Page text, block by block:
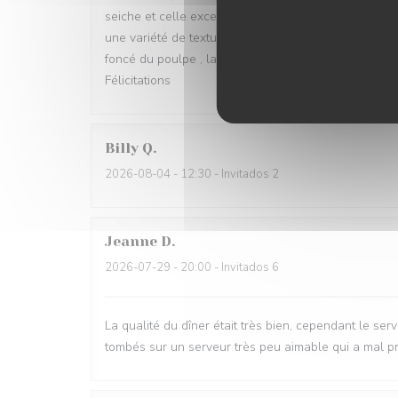
seiche et celle excellente aussi du poulpe en plat
une variété de textures.. Le magnifique vert près
foncé du poulpe , la présentation délicate de la
Félicitations
Billy Q
2026-08-04 - 12:30 - Invitados 2
Jeanne D
2026-07-29 - 20:00 - Invitados 6
La qualité du dîner était très bien, cependant le
tombés sur un serveur très peu aimable qui a mal